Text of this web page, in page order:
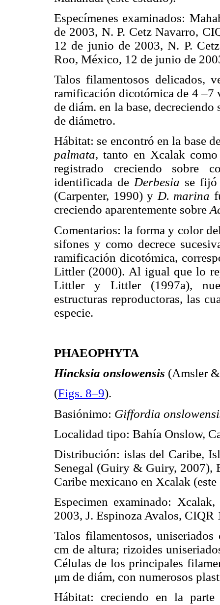
Especímenes examinados:
de 2003, N. P. Cetz Navarro,
12 de junio de 2003, N. P.
Roo, México, 12 de junio de
Talos filamentosos delicados,
ramificación dicotómica de 4 –7
de diám. en la base,
de diámetro.
Hábitat: se encontró en la base
palmata,tanto en Xcalak
registrado creciendo sobre
identificada deDerbesia se fijó
(Carpenter, 1990) yD. marina
creciendo aparentemente sobre
Comentarios: la forma y color
sifones y como decrece
ramificación dicotómica,
Littler (2000). Al igual que lo
Littler y Littler (1997a),
estructuras reproductoras, las
especie.
PHAEOPHYTA
Hincksia onslowensis (Amsler
(Figs. 8–9).
Basiónimo: Giffordia
Localidad tipo: Bahía Onslow,
Distribución: islas del Caribe,
Senegal (Guiry & Guiry, 2007),
Caribe mexicano en Xcalak
Especimen examinado:
2003, J. Espinoza Avalos, CIQR
Talos filamentosos,
cm de altura; rizoides
Células de los principales
μm de diám, con numerosos
Hábitat: creciendo en la